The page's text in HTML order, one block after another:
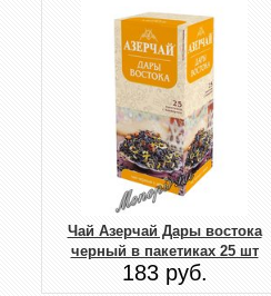
Чай Азерчай Дары востока
черный в пакетиках 25 шт
183 руб.